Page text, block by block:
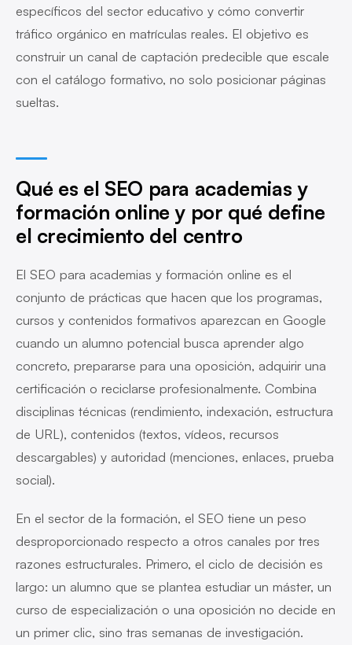
específicos del sector educativo y cómo convertir
tráfico orgánico en matrículas reales. El objetivo es
construir un canal de captación predecible que escale
con el catálogo formativo, no solo posicionar páginas
sueltas.
Qué es el SEO para academias y
formación online y por qué define
el crecimiento del centro
El SEO para academias y formación online es el
conjunto de prácticas que hacen que los programas,
cursos y contenidos formativos aparezcan en Google
cuando un alumno potencial busca aprender algo
concreto, prepararse para una oposición, adquirir una
certificación o reciclarse profesionalmente. Combina
disciplinas técnicas (rendimiento, indexación, estructura
de URL), contenidos (textos, vídeos, recursos
descargables) y autoridad (menciones, enlaces, prueba
social).
En el sector de la formación, el SEO tiene un peso
desproporcionado respecto a otros canales por tres
razones estructurales. Primero, el ciclo de decisión es
largo: un alumno que se plantea estudiar un máster, un
curso de especialización o una oposición no decide en
un primer clic, sino tras semanas de investigación.